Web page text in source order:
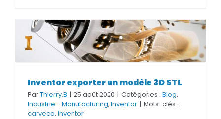
Rechercher:
Inventor exporter un modèle 3D STL
Inventor exporter un modèle 3D STL
ParThierry.B | 25 août 2020 | Catégories : Blog,
Industrie - Manufacturing, Inventor | Mots-clés :
carveco, Inventor